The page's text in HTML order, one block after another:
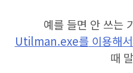
예를 들면 안 쓰는
Utilman.exe를이용해
때